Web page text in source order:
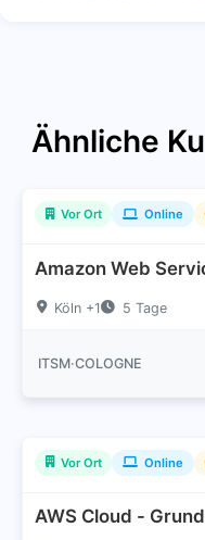
Ähnliche
Vor Ort Online
Amazon Web
Köln +1 5 Tage
ITSM·COLOGNE
Vor Ort Online
AWS Cloud -